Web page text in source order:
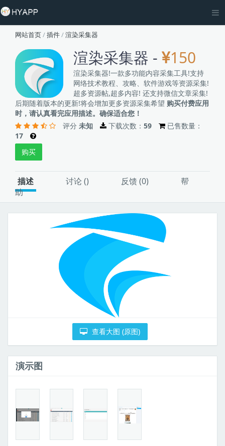
网站首页/插件/渲染采集器
渲染采集器 - 150
渲染采集器!一款多功能内容采集工具!支持
网络技术教程、攻略、软件游戏等资源采集!
超多资源帖,超多内容! 还支持微信文章采集!
后期随着版本的更新!将会增加更多资源采集希望 购买付费应用
时，请认真看完应用描述。确保适合您！
评分 未知 下载次数： 59
已售数量：
17
购买
描述 讨论 () 反馈 (0)
帮
助
查看大图 (原图)
演示图